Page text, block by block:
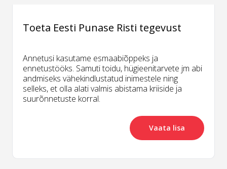
Toeta Eesti Punase Risti tegevust
Annetusi kasutame esmaabiõppeks ja
ennetustööks. Samuti toidu, hügieenitarvete jm abi
andmiseks vähekindlustatud inimestele ning
selleks, et olla alati valmis abistama kriiside ja
suurõnnetuste korral.
Vaata lisa